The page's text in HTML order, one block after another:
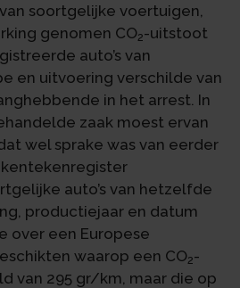
soortgelijke voertuigen,
genomen CO2-uitstoot
auto’s van
en uitvoering verschilde van
in het arrest. In
zaak moest ervan
wel sprake was van eerder
auto’s van hetzelfde
productiejaar en datum
over een Europese
waarop een CO2-
van 295 gr/km, maar die op